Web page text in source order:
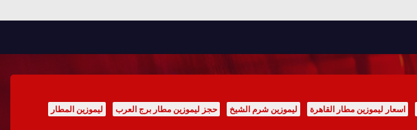
اسعار ليموزين مطار القاهرة ليموزين شرم الشيخ حجز ليموزين مطار برج العرب
ليموزين المطار